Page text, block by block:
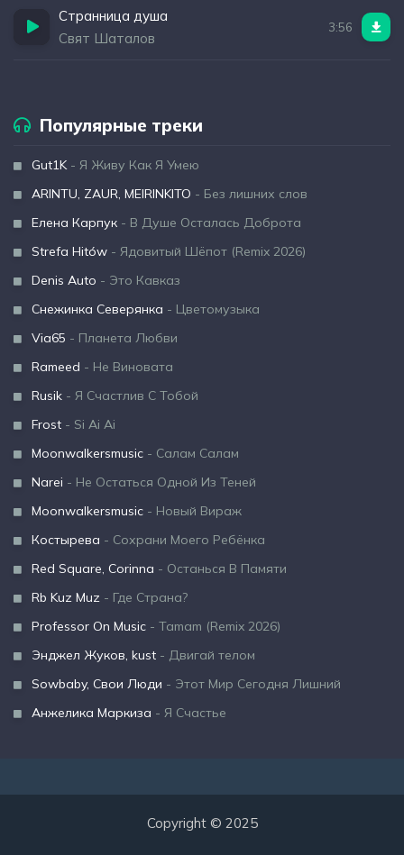
Странница душа
Свят Шаталов
3:56
Популярные треки
Gut1K- Я Живу Как Я Умею
ARINTU, ZAUR, MEIRINKITO - Без лишних слов
Елена Карпук - В Душе Осталась Доброта
Strefa Hitów - Ядовитый Шёпот (Remix 2026)
Denis Auto - Это Кавказ
Снежинка Северянка - Цветомузыка
Via65 - Планета Любви
Rameed - Не Виновата
Rusik - Я Счастлив С Тобой
Frost - Si Ai Ai
Moonwalkersmusic - Салам Салам
Narei - Не Остаться Одной Из Теней
Moonwalkersmusic - Новый Вираж
Костырева - Сохрани Моего Ребёнка
Red Square, Corinna - Останься В Памяти
Rb Kuz Muz - Где Страна?
Professor On Music - Tamam (Remix 2026)
Энджел Жуков, kust - Двигай телом
Sowbaby, Свои Люди - Этот Мир Сегодня Лишний
Анжелика Маркиза - Я Счастье
Copyright © 2025